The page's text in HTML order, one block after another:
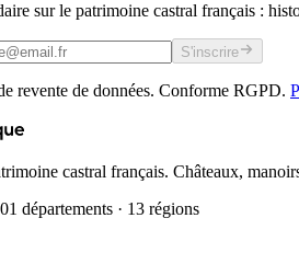
sur le patrimoine castral français :
S'inscrire
revente de données. Conforme RGPD.
castral français. Châteaux,
départements · 13 régions